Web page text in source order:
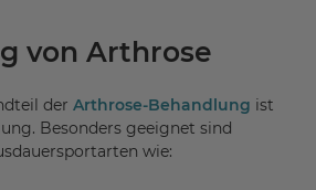
von Arthrose
der Arthrose-Behandlung ist
Besonders geeignet sind
wie: